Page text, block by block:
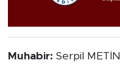
Muhabir: Serpil METİN